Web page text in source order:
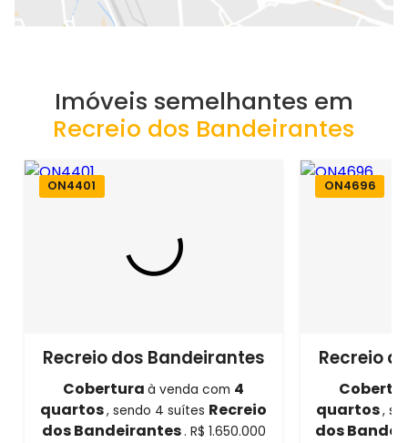
Imóveis semelhantes em
Recreio dos Bandeirantes
ON4401
Recreio dos Bandeirantes
Coberturaà venda com 4
quartos, sendo 4 suítes Recreio
dos Bandeirantes. R$ 1.650.000
ON4696
Recreio
quartos,
dos